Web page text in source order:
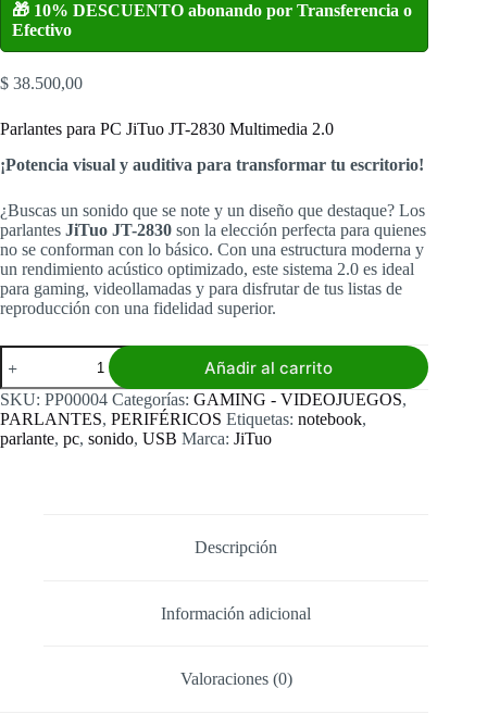
🎁 10% DESCUENTO abonando por Transferencia o
Efectivo
$ 38.500,00
Parlantes para PC JiTuo JT-2830 Multimedia 2.0
¡Potencia visual y auditiva para transformar tu escritorio!
¿Buscas un sonido que se note y un diseño que destaque? Los
parlantes JiTuo JT-2830 son la elección perfecta para quienes
no se conforman con lo básico. Con una estructura moderna y
un rendimiento acústico optimizado, este sistema 2.0 es ideal
para gaming, videollamadas y para disfrutar de tus listas de
reproducción con una fidelidad superior.
Parlante
para
Pc
JItuo
2830
cantidad
Añadir al carrito
SKU: PP00004 Categorías: GAMING - VIDEOJUEGOS,
PARLANTES, PERIFÉRICOS Etiquetas: notebook,
parlante, pc, sonido, USB Marca: JiTuo
Descripción
Información adicional
Valoraciones (0)